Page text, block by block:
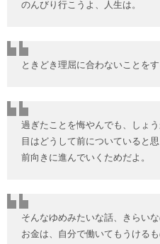
のんびり行こうよ、人生は。
ときどき理屈に合わないことをす
過ぎたことを悔やんでも、しょう
目はどうして前についていると思
前向きに進んでいくためだよ。
そんなゆめみたいな話、きらいな
お金は、自分で働いてもうけるも